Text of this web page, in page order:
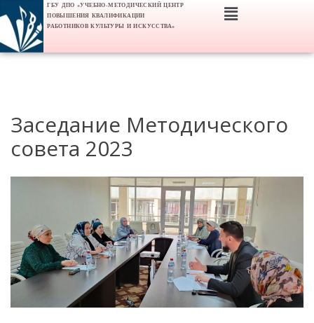
ГБУ ДПО «УЧЕБНО-МЕТОДИЧЕСКИЙ ЦЕНТР
ПОВЫШЕНИЯ КВАЛИФИКАЦИИ
РАБОТНИКОВ КУЛЬТУРЫ И ИСКУССТВА»
Заседание Методического
совета 2023